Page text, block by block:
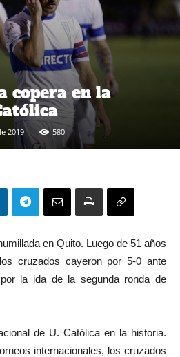
copera en la
2019 580
en Quito. Luego de 51 años
cruzados cayeron por 5-0 ante
por la ida de la segunda ronda de
de U. Católica en la historia.
internacionales, los cruzados